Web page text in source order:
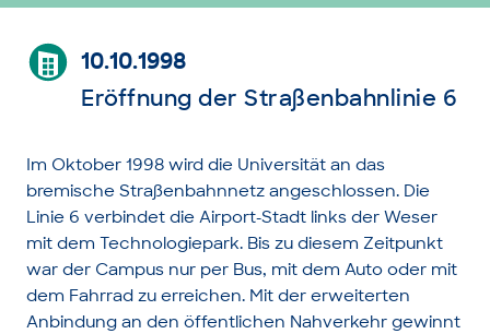
10.10.1998
Eröffnung der Straßenbahnlinie 6
Im Oktober 1998 wird die Universität an das
bremische Straßenbahnnetz angeschlossen. Die
Linie 6 verbindet die Airport-Stadt links der Weser
mit dem Technologiepark. Bis zu diesem Zeitpunkt
war der Campus nur per Bus, mit dem Auto oder mit
dem Fahrrad zu erreichen. Mit der erweiterten
Anbindung an den öffentlichen Nahverkehr gewinnt